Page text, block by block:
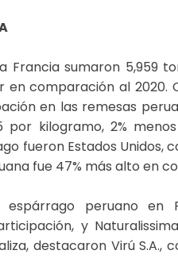
sumaron 5,959
en comparación al 2020.
en las remesas
por kilogramo, 2%
fueron Estados Unidos,
fue 47% más alto en
peruano en
y
destacaron Virú S.A.,